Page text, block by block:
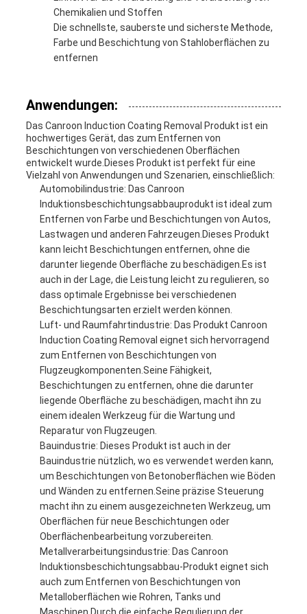
Chemikalien und Stoffen
Die schnellste, sauberste und sicherste Methode,
Farbe und Beschichtung von Stahloberflächen zu
entfernen
Anwendungen:
Das Canroon Induction Coating Removal Produkt ist ein
hochwertiges Gerät, das zum Entfernen von
Beschichtungen von verschiedenen Oberflächen
entwickelt wurde.Dieses Produkt ist perfekt für eine
Vielzahl von Anwendungen und Szenarien, einschließlich:
Automobilindustrie: Das Canroon
Induktionsbeschichtungsabbauprodukt ist ideal zum
Entfernen von Farbe und Beschichtungen von Autos,
Lastwagen und anderen Fahrzeugen.Dieses Produkt
kann leicht Beschichtungen entfernen, ohne die
darunter liegende Oberfläche zu beschädigen.Es ist
auch in der Lage, die Leistung leicht zu regulieren, so
dass optimale Ergebnisse bei verschiedenen
Beschichtungsarten erzielt werden können.
Luft- und Raumfahrtindustrie: Das Produkt Canroon
Induction Coating Removal eignet sich hervorragend
zum Entfernen von Beschichtungen von
Flugzeugkomponenten.Seine Fähigkeit,
Beschichtungen zu entfernen, ohne die darunter
liegende Oberfläche zu beschädigen, macht ihn zu
einem idealen Werkzeug für die Wartung und
Reparatur von Flugzeugen.
Bauindustrie: Dieses Produkt ist auch in der
Bauindustrie nützlich, wo es verwendet werden kann,
um Beschichtungen von Betonoberflächen wie Böden
und Wänden zu entfernen.Seine präzise Steuerung
macht ihn zu einem ausgezeichneten Werkzeug, um
Oberflächen für neue Beschichtungen oder
Oberflächenbearbeitung vorzubereiten.
Metallverarbeitungsindustrie: Das Canroon
Induktionsbeschichtungsabbau-Produkt eignet sich
auch zum Entfernen von Beschichtungen von
Metalloberflächen wie Rohren, Tanks und